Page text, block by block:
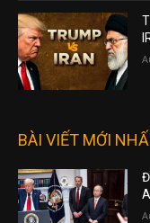
BÀI VIẾT MỚI